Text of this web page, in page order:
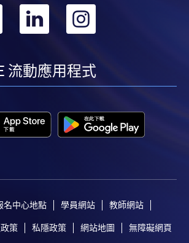
轉
youtube
轉
linkedin
轉
流動應用程式
名中心地點 學員網站 教師網站
策 私隱政策 網站地圖 無障礙網頁